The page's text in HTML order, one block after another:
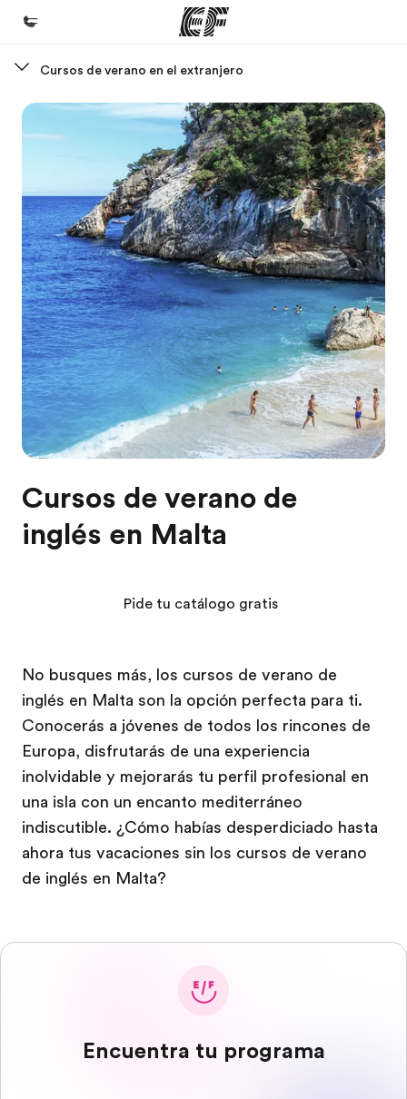
Bienvenido a EF
Ver todo lo que hacemos
Oficinas
Encuentra una oficina
Sobre nosotros
Quiénes somos
Trabajos
Únete al equipo
Cursos de verano en el extranjero
Cursos de verano de
inglés en Malta
No busques más, los cursos de verano de
inglés en Malta son la opción perfecta para ti.
Conocerás a jóvenes de todos los rincones de
Europa, disfrutarás de una experiencia
inolvidable y mejorarás tu perfil profesional en
una isla con un encanto mediterráneo
indiscutible. ¿Cómo habías desperdiciado hasta
ahora tus vacaciones sin los cursos de verano
de inglés en Malta?
Pide tu catálogo gratis
Encuentra tu programa